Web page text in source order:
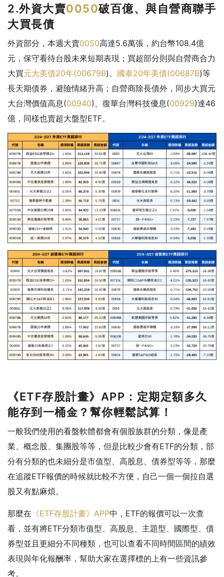
2.外資大賣0050破百億、與自營商聯手
大買長債
外資部分，本週大賣0050高達5.6萬張，約台幣108.4億
元，保守看待台股未來短期表現；買超部分則與自營商合力
大買元大美債20年(00679B)、 國泰20年美債(00687B)等
長天期債券，避險情緒升高；自營商除長債外，同步大買元
大台灣價值高息(00940)、復華台灣科技優息(00929)達46
億，同樣也賣超大盤型ETF。
《ETF存股計畫》APP：定期定額多久
能存到一桶金 ？幫你輕鬆試算！
一般我們使用的看盤軟體都會有個股族群的分類，像是產
業、概念股、集團股等等，但是比較少會有ETF的分類，部
分有分類的也未細分是市值型、高股息、債券型等等，那麼
在追蹤ETF報價的時候就比較不方便，自己一個一個拉自選
股又有點麻煩。
那麼在 《ETF存股計畫》APP中，ETF的報價可以一次查
看，並有將ETF分類市值型、高股息、主題型、國際型、債
券型並且更細分不同種類，也可以查看不同時間區間的績效
表現與年化報酬率，幫助大家在選擇標的上有一些資訊參
考。